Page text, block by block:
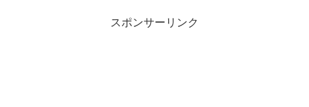
スポンサーリンク